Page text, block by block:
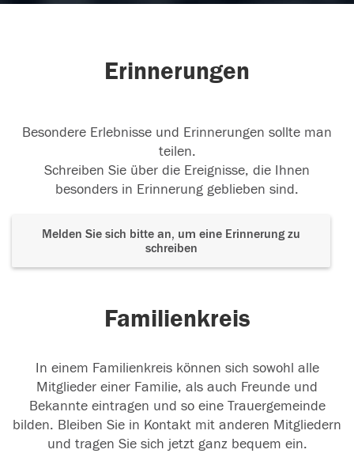
Erinnerungen
Besondere Erlebnisse und Erinnerungen sollte man
teilen.
Schreiben Sie über die Ereignisse, die Ihnen
besonders in Erinnerung geblieben sind.
Melden Sie sich bitte an, um eine Erinnerung zu
schreiben
Familienkreis
In einem Familienkreis können sich sowohl alle
Mitglieder einer Familie, als auch Freunde und
Bekannte eintragen und so eine Trauergemeinde
bilden. Bleiben Sie in Kontakt mit anderen Mitgliedern
und tragen Sie sich jetzt ganz bequem ein.